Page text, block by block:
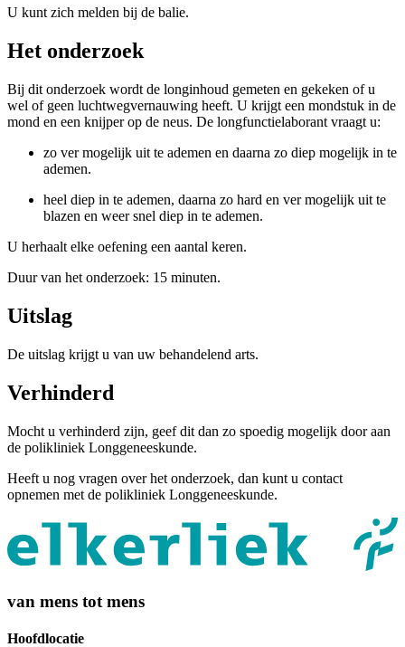
U kunt zich melden bij de balie.
Het onderzoek
Bij dit onderzoek wordt de longinhoud gemeten en gekeken of u
wel of geen luchtwegvernauwing heeft. U krijgt een mondstuk in de
mond en een knijper op de neus. De longfunctielaborant vraagt u:
zo ver mogelijk uit te ademen en daarna zo diep mogelijk in te
ademen.
heel diep in te ademen, daarna zo hard en ver mogelijk uit te
blazen en weer snel diep in te ademen.
U herhaalt elke oefening een aantal keren.
Duur van het onderzoek: 15 minuten.
Uitslag
De uitslag krijgt u van uw behandelend arts.
Verhinderd
Mocht u verhinderd zijn, geef dit dan zo spoedig mogelijk door aan
de polikliniek Longgeneeskunde.
Heeft u nog vragen over het onderzoek, dan kunt u contact
opnemen met de polikliniek Longgeneeskunde.
van mens tot mens
Hoofdlocatie